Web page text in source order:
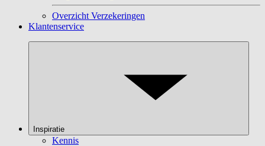
Overzicht Verzekeringen
Klantenservice
Inspiratie
Kennis